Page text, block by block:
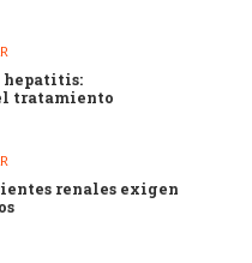
hepatitis:
tratamiento
renales exigen